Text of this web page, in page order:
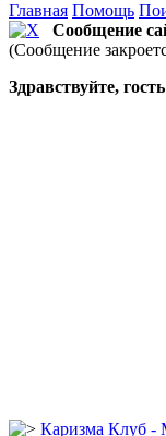
Главная Помощь
Сообщение
(Сообщение
Здравствуйте, гость
Каризма Клуб -